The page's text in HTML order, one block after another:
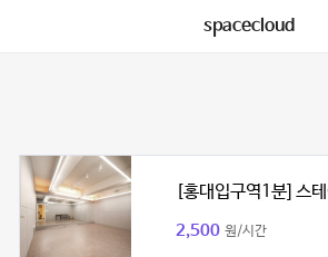
spacecloud
[홍대입구역1분] 스
2,500 원/시간